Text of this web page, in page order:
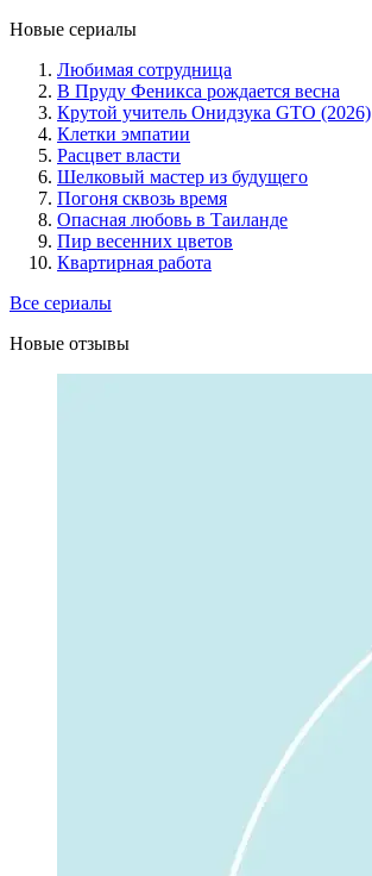
Новые сериалы
Любимая сотрудница
В Пруду Феникса рождается весна
Крутой учитель Онидзука GTO (2026)
Клетки эмпатии
Расцвет власти
Шелковый мастер из будущего
Погоня сквозь время
Опасная любовь в Таиланде
Пир весенних цветов
Квартирная работа
Все сериалы
Новые отзывы